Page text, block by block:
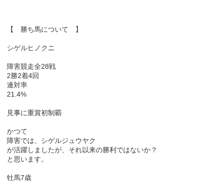
【 勝ち馬について 】
シゲルヒノクニ
障害競走全28戦
2勝2着4回
連対率
21.4%
見事に重賞初制覇
かつて
障害では、シゲルジュウヤク
が活躍しましたが、それ以来の勝利ではないか？
と思います。
牡馬7歳